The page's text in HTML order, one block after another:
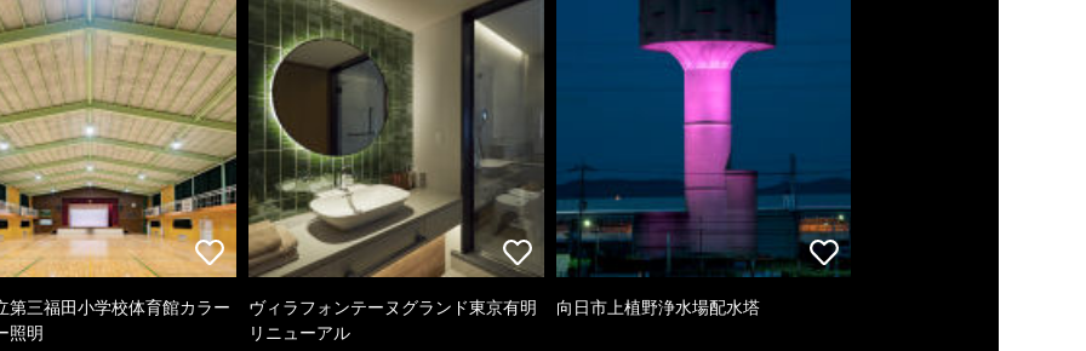
第三福田小学校体育館カラー
照明
ヴィラフォンテーヌグランド東京有明
リニューアル
向日市上植野浄水場配水塔